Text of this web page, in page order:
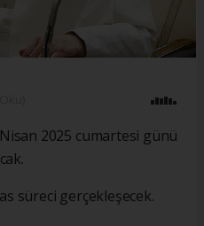
2025 cumartesi günü
süreci gerçekleşecek.